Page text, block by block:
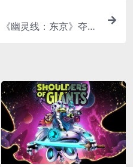
幽灵线：东京》夺得